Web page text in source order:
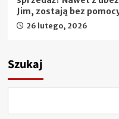
Jim, zostają bez
26 lutego, 2026
Szukaj